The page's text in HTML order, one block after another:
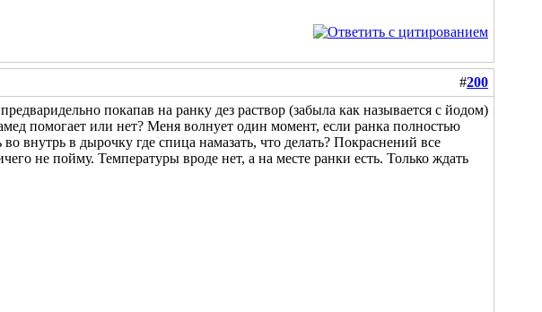
#200
покапав на ранку дез раствор (забыла как называется с йодом)
помогает или нет? Меня волнует один момент, если ранка полностью
внутрь в дырочку где спица намазать, что делать? Покраснений все
не пойму. Температуры вроде нет, а на месте ранки есть. Только ждать